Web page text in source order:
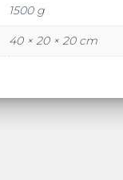
1500 g
40 × 20 × 20 cm